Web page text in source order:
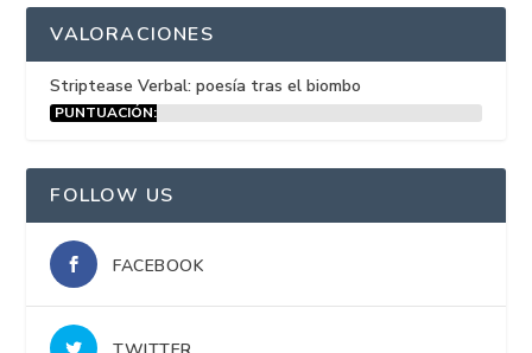
VALORACIONES
Striptease Verbal: poesía tras el biombo
PUNTUACIÓN:
FOLLOW US
FACEBOOK